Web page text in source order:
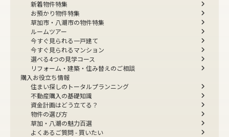
新着物件特集
お預かり物件特集
草加市・八潮市の物件特集
ルームツアー
今すぐ見られる一戸建て
今すぐ見られるマンション
選べる4つの見学コース
リフォーム・建築・住み替えのご相談
購入お役立ち情報
住まい探しのトータルプランニング
不動産購入の基礎知識
資金計画はどう立てる？
物件の選び方
草加・八潮の魅力百選
よくあるご質問 - 買いたい